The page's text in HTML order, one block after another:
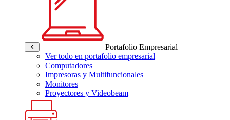
Portafolio Empresarial
Ver todo en portafolio empresarial
Computadores
Impresoras y Multifuncionales
Monitores
Proyectores y Videobeam